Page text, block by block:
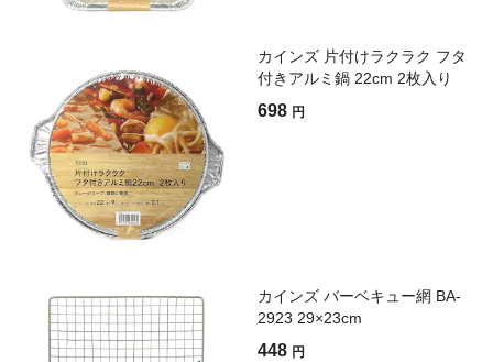
カインズ 片付けラクラク フタ
付きアルミ鍋 22cm 2枚入り
698 円
カインズ バーベキュー網 BA-
2923 29×23cm
448 円